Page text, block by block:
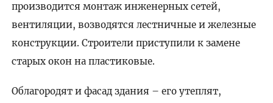
производится монтаж инженерных сетей,
вентиляции, возводятся лестничные и железные
конструкции. Строители приступили к замене
старых окон на пластиковые.
Облагородят и фасад здания – его утеплят,